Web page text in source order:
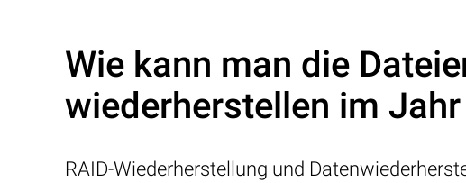
Wie kann man die
wiederherstellen im
RAID-Wiederherstellung und